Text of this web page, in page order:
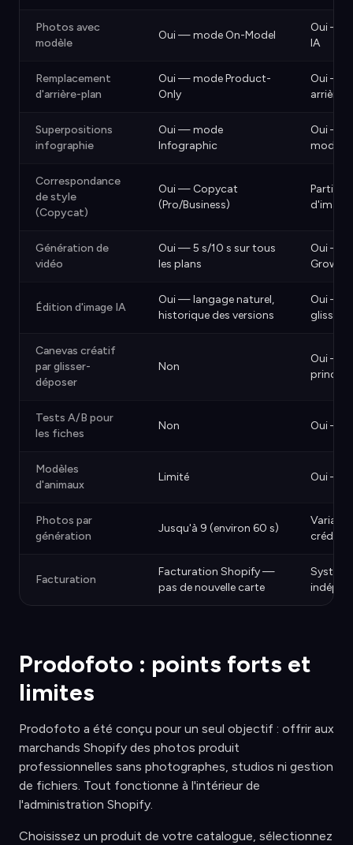
Photos avec
modèle
Oui — mode On-Model
Oui —
IA
Remplacement
d'arrière-plan
Oui — mode Product-
Only
Oui —
arrière-
Superpositions
infographie
Oui — mode
Infographic
Oui —
modèles
Correspondance
de style
(Copycat)
Oui — Copycat
(Pro/Business)
Partiel
d'image
Génération de
vidéo
Oui — 5 s/10 s sur tous
les plans
Oui —
Growth
Édition d'image IA
Oui — langage naturel,
historique des versions
Oui —
glisser-
Canevas créatif
par glisser-
déposer
Non
Oui —
Tests A/B pour
les fiches
Non Oui —
Modèles
d'animaux
Limité Oui —
Photos par
génération
Jusqu'à 9 (environ 60 s)
crédits)
Facturation
Facturation Shopify —
pas de nouvelle carte
Prodofoto : points forts et
limites
Prodofoto a été conçu pour un seul objectif : offrir aux
marchands Shopify des photos produit
professionnelles sans photographes, studios ni gestion
de fichiers. Tout fonctionne à l'intérieur de
l'administration Shopify.
Choisissez un produit de votre catalogue, sélectionnez